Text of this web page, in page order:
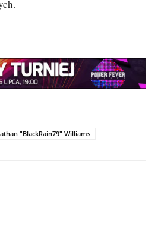
"BlackRain79" Williams